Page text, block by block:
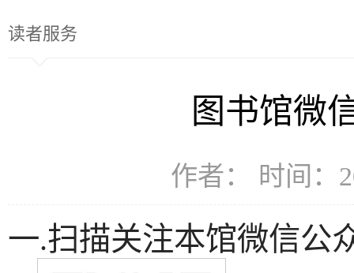
读者服务
图书馆微
作者： 时间：
一.扫描关注本馆微信公